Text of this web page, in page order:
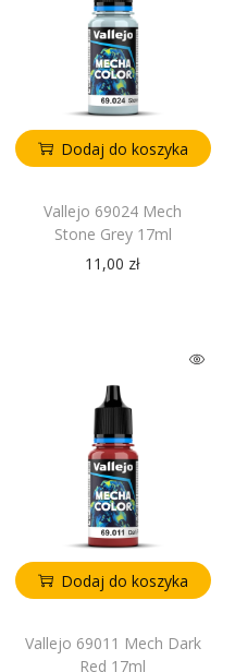
Dodaj do koszyka
Vallejo 69024 Mech
Stone Grey 17ml
11,00 zł
Dodaj do koszyka
Vallejo 69011 Mech Dark
Red 17ml